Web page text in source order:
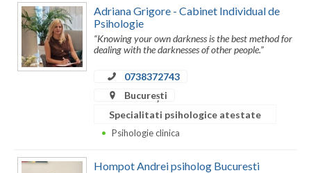
Adriana Grigore - Cabinet Individual de
Psihologie
“Knowing your own darkness is the best method for
dealing with the darknesses of other people.”
0738372743
București
Specialitati psihologice atestate
Psihologie clinica
Hompot Andrei psiholog Bucuresti